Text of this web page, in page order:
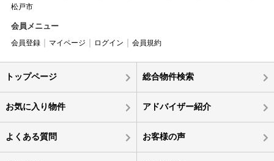
松戸市
会員メニュー
会員登録 マイページ ログイン 会員規約
トップページ 総合物件検索
お気に入り物件 アドバイザー紹介
よくある質問 お客様の声